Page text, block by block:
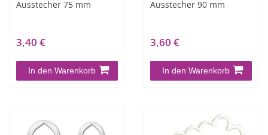
Ausstecher 75 mm
3,40 €
In den Warenkorb
Ausstecher 90 mm
3,60 €
In den Warenkorb